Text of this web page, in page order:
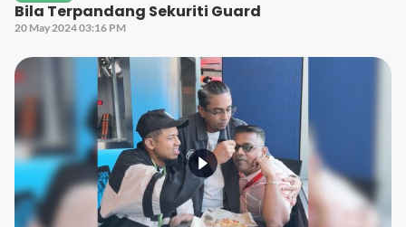
Bila Terpandang Sekuriti Guard
20 May 2024 03:16 PM